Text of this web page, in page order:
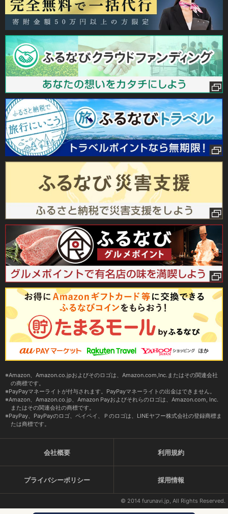
Amazon、Amazon.co.jpおよびそのロゴは、Amazon.com,Inc.またはその関連会社
の商標です。
PayPayマネーライトが付与されます。PayPayマネーライトの出金はできません。
Amazon、Amazon.co.jp、Amazon Payおよびそれらのロゴは、Amazon.com, Inc.
またはその関連会社の商標です。
PayPay、PayPayのロゴ、ペイペイ、Ｐのロゴは、LINEヤフー株式会社の登録商標ま
たは商標です。
会社概要 利用規約
プライバシーポリシー 採用情報
© 2014 furunavi.jp, All Rights Reserved.